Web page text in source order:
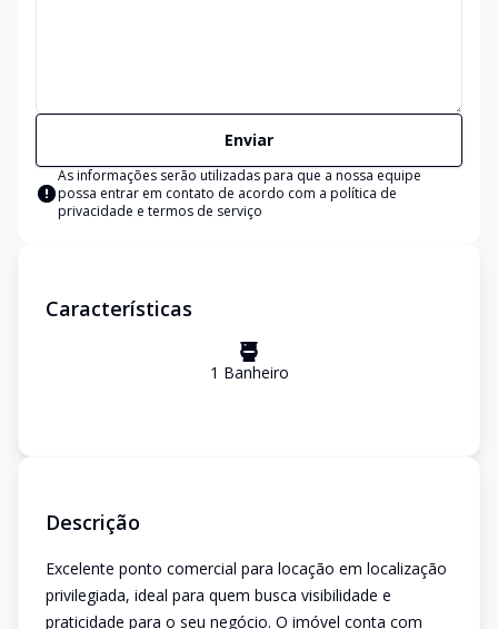
Enviar
As informações serão utilizadas para que a nossa equipe
possa entrar em contato de acordo com a política de
privacidade e termos de serviço
Características
1 Banheiro
Descrição
Excelente ponto comercial para locação em localização
privilegiada, ideal para quem busca visibilidade e
praticidade para o seu negócio. O imóvel conta com